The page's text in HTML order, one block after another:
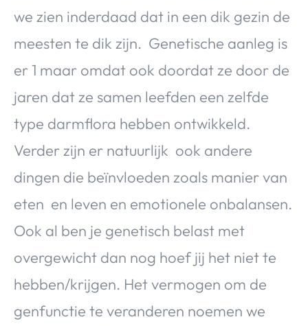
we zien inderdaad dat in een dik gezin de
meesten te dik zijn. Genetische aanleg is
er 1 maar omdat ook doordat ze door de
jaren dat ze samen leefden een zelfde
type darmflora hebben ontwikkeld.
Verder zijn er natuurlijk ook andere
dingen die beïnvloeden zoals manier van
eten en leven en emotionele onbalansen.
Ook al ben je genetisch belast met
overgewicht dan nog hoef jij het niet te
hebben/krijgen. Het vermogen om de
genfunctie te veranderen noemen we